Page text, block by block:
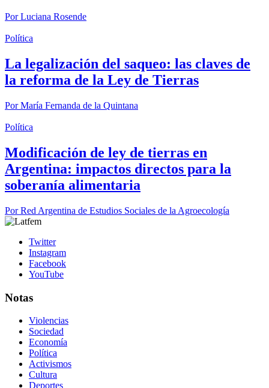
PorLuciana Rosende
Política
La legalización del saqueo: las claves de
la reforma de la Ley de Tierras
PorMaría Fernanda de la Quintana
Política
Modificación de ley de tierras en
Argentina: impactos directos para la
soberanía alimentaria
PorRed Argentina de Estudios Sociales de la Agroecología
Twitter
Instagram
Facebook
YouTube
Notas
Violencias
Sociedad
Economía
Política
Activismos
Cultura
Deportes